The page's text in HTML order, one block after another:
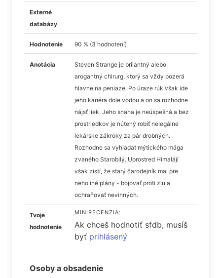
Externé
databázy
Hodnotenie 90 % (3 hodnotení)
Anotácia
Steven Strange je brilantný alebo
arogantný chirurg, ktorý sa vždy pozerá
hlavne na peniaze. Po úraze rúk však ide
jeho kariéra dole vodou a on sa rozhodne
nájsť liek. Jeho snaha je neúspešná a bez
prostriedkov je nútený robiť nelegálne
lekárske zákroky za pár drobných.
Rozhodne sa vyhladať mýtického mága
zvaného Starobilý. Uprostred Himalájí
však zistí, že starý čarodejník mal pre
neho iné plány - bojovať proti zlu a
ochraňovať nevinných.
Tvoje
hodnotenie
MINIRECENZIA:
Ak chceš hodnotiť sfdb, musíš
byť prihlásený
Osoby a obsadenie